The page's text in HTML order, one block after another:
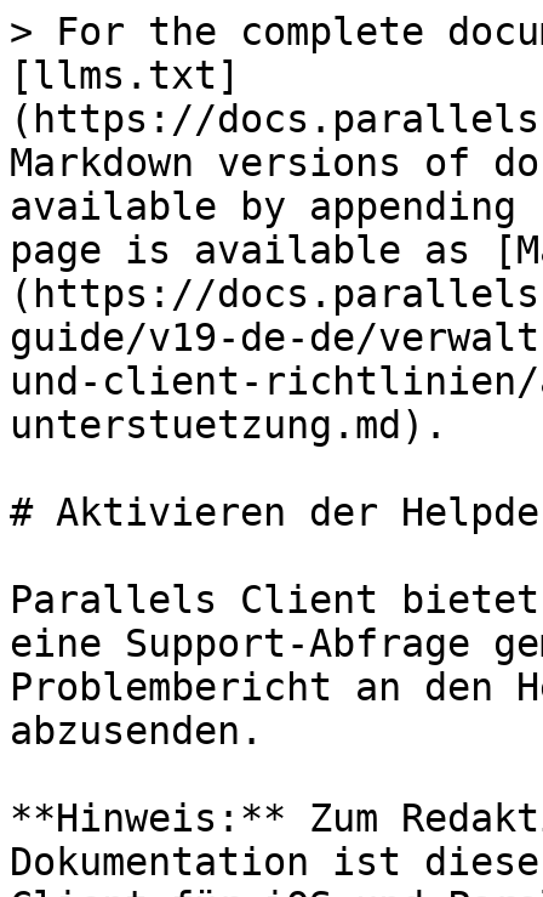
> For the complete
[llms.txt]
(https://
Markdown versions of
available by
page is available as
(https://
guide/v19-de-de/
und-client-richtlinien/
unterstuetzung.md).
# Aktivieren der
Parallels Client bietet
eine Support-Abfrage
Problembericht an den
abzusenden.
**Hinweis:** Zum
Dokumentation ist